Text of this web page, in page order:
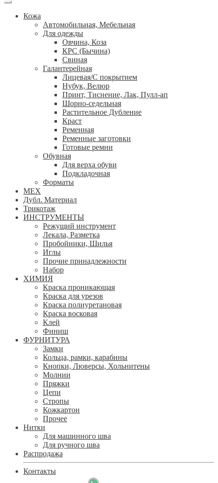
Кожа
Автомобильная, Мебельная
Для одежды
Овчина, Коза
КРС (Бычина)
Свиная
Галантерейная
Лицевая/С покрытием
Нубук, Велюр
Принт, Тиснение, Лак, Пулл-ап
Шорно-седельная
Растительное Дубление
Краст
Ременная
Ременные заготовки
Готовые ремни
Обувная
Для верха обуви
Подкладочная
Форматы
МЕХ
Дубл. Материал
Трикотаж
ИНСТРУМЕНТЫ
Режущий инструмент
Лекала, Разметка
Пробойники, Шилья
Иглы
Прочие принадлежности
Набор
ХИМИЯ
Краска проникающая
Краска для урезов
Краска полиуретановая
Краска восковая
Клей
Финиш
ФУРНИТУРА
Замки
Кольца, рамки, карабины
Кнопки, Люверсы, Хольнитены
Молнии
Пряжки
Цепи
Стропы
Кожкартон
Прочее
Нитки
Для машинного шва
Для ручного шва
Распродажа
Контакты